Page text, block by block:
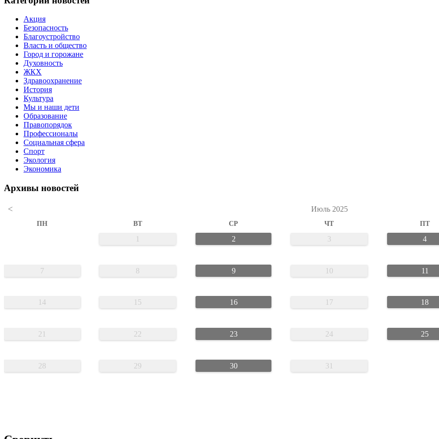
Акция
Безопасность
Благоустройство
Власть и общество
Город и горожане
Духовность
ЖКХ
Здравоохранение
История
Культура
Мы и наши дети
Образование
Правопорядок
Профессионалы
Социальная сфера
Спорт
Экология
Экономика
Архивы новостей
< Июль 2025
ПН ВТ СР ЧТ ПТ
1 2 3 4
7 8 9 10 11
14 15 16 17 18
21 22 23 24 25
28 29 30 31